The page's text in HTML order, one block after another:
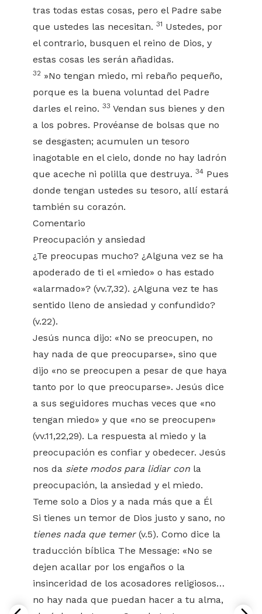
tras todas estas cosas, pero el Padre sabe
que ustedes las necesitan. 31 Ustedes, por
el contrario, busquen el reino de Dios, y
estas cosas les serán añadidas.
32 »No tengan miedo, mi rebaño pequeño,
porque es la buena voluntad del Padre
darles el reino. 33 Vendan sus bienes y den
a los pobres. Provéanse de bolsas que no
se desgasten; acumulen un tesoro
inagotable en el cielo, donde no hay ladrón
que aceche ni polilla que destruya. 34 Pues
donde tengan ustedes su tesoro, allí estará
también su corazón.
Comentario
Preocupación y ansiedad
¿Te preocupas mucho? ¿Alguna vez se ha
apoderado de ti el «miedo» o has estado
«alarmado»? (vv.7,32). ¿Alguna vez te has
sentido lleno de ansiedad y confundido?
(v.22).
Jesús nunca dijo: «No se preocupen, no
hay nada de que preocuparse», sino que
dijo «no se preocupen a pesar de que haya
tanto por lo que preocuparse». Jesús dice
a sus seguidores muchas veces que «no
tengan miedo» y que «no se preocupen»
(vv.11,22,29). La respuesta al miedo y la
preocupación es confiar y obedecer. Jesús
nos da siete modos para lidiar con la
preocupación, la ansiedad y el miedo.
Teme solo a Dios y a nada más que a Él
Si tienes un temor de Dios justo y sano, no
tienes nada que temer(v.5). Como dice la
traducción bíblica The Message: «No se
dejen acallar por los engaños o la
insinceridad de los acosadores religiosos…
no hay nada que puedan hacer a tu alma,